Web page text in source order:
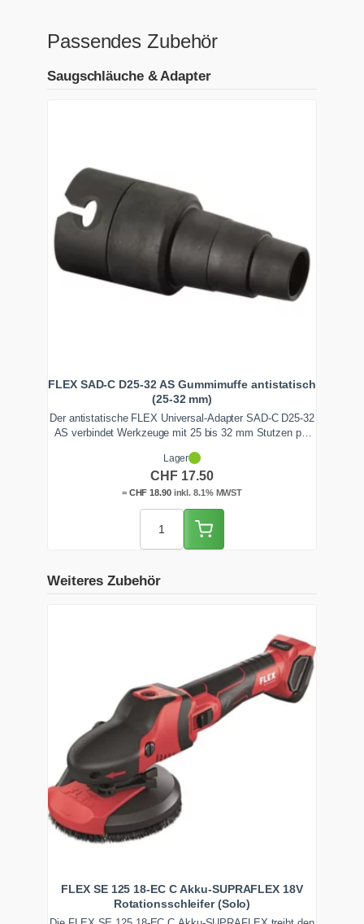
Passendes Zubehör
Saugschläuche & Adapter
FLEX SAD-C D25-32 AS Gummimuffe antistatisch
(25-32 mm)
Der antistatische FLEX Universal-Adapter SAD-C D25-32
AS verbindet Werkzeuge mit 25 bis 32 mm Stutzen per
zugeschnitten dichtet er luftdicht ab und leitet die
statische Ladung sicher ab.
Lager
CHF 17.50
= CHF 18.90inkl. 8.1% MWST
Weiteres Zubehör
FLEX SE 125 18-EC C Akku-SUPRAFLEX 18V
Rotationsschleifer (Solo)